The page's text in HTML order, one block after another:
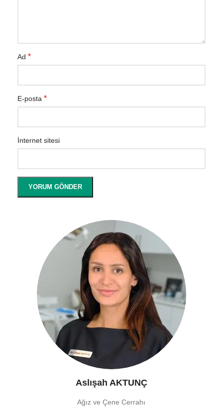
Aslışah AKTUNÇ
Ağız ve Çene Cerrahı
Ad *
E-posta *
İnternet sitesi